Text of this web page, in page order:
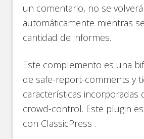
un comentario, no se
automáticamente mientras
cantidad de informes.
Este complemento es una
de safe-report-comments y
características incorporadas
crowd-control. Este plugin
con ClassicPress .